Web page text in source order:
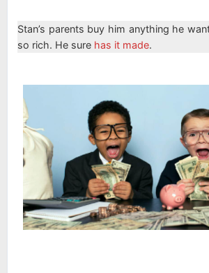
Stan’s parents buy him anything he
so rich. He sure has it made.